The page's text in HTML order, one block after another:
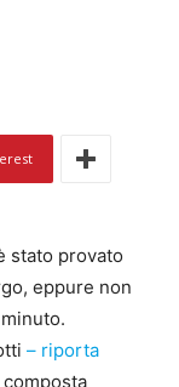
stato provato
eppure non
– riporta